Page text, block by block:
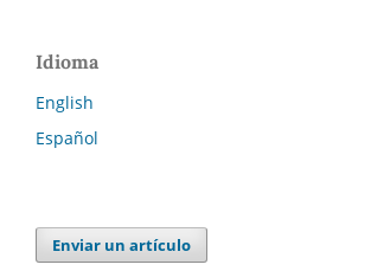
Idioma
English
Español
Enviar un artículo